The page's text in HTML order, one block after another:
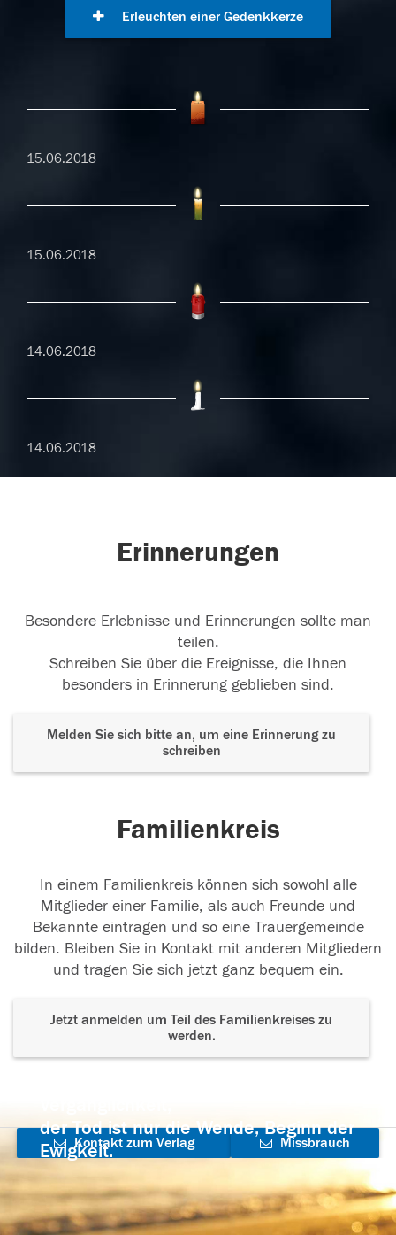
Erleuchten einer Gedenkkerze
15.06.2018
15.06.2018
14.06.2018
14.06.2018
Erinnerungen
Besondere Erlebnisse und Erinnerungen sollte man
teilen.
Schreiben Sie über die Ereignisse, die Ihnen
besonders in Erinnerung geblieben sind.
Melden Sie sich bitte an, um eine Erinnerung zu
schreiben
Familienkreis
In einem Familienkreis können sich sowohl alle
Mitglieder einer Familie, als auch Freunde und
Bekannte eintragen und so eine Trauergemeinde
bilden. Bleiben Sie in Kontakt mit anderen Mitgliedern
und tragen Sie sich jetzt ganz bequem ein.
Jetzt anmelden um Teil des Familienkreises zu
werden.
der Tod ist nur die Wende, Beginn der
Ewigkeit.
Kontakt zum Verlag
aufnehmen
Missbrauch